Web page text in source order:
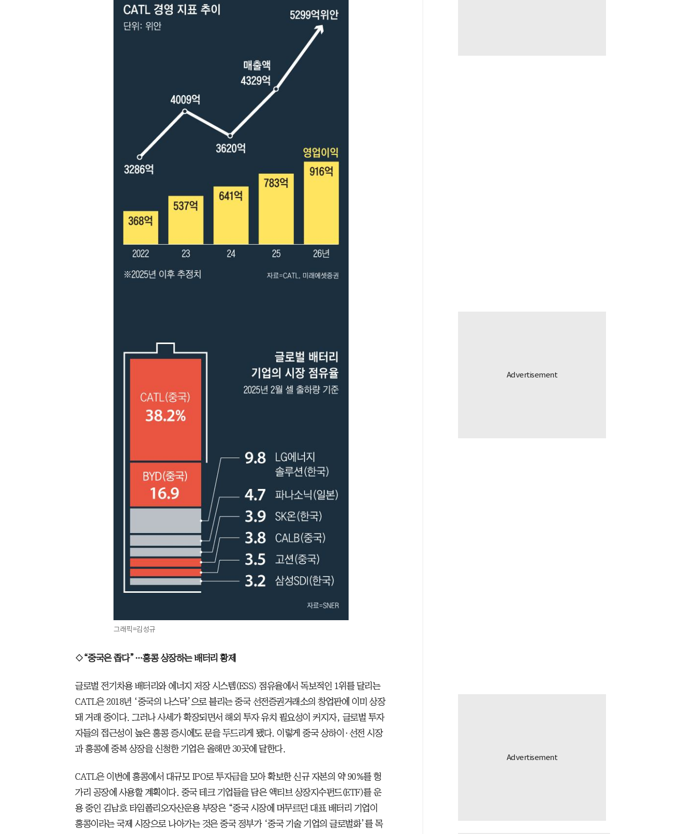
그래픽=김성규
◇“중국은 좁다”…홍콩 상장하는 배터리 황제
글로벌 전기차용 배터리와 에너지 저장 시스템(ESS) 점유율에서 독보적인 1위를 달리는
CATL은 2018년 ‘중국의 나스닥’으로 불리는 중국 선전증권거래소의 창업판에 이미 상장
돼 거래 중이다. 그러나 사세가 확장되면서 해외 투자 유치 필요성이 커지자, 글로벌 투자
자들의 접근성이 높은 홍콩 증시에도 문을 두드리게 됐다. 이렇게 중국 상하이·선전 시장
과 홍콩에 중복 상장을 신청한 기업은 올해만 30곳에 달한다.
CATL은 이번에 홍콩에서 대규모 IPO로 투자금을 모아 확보한 신규 자본의 약 90%를 헝
가리 공장에 사용할 계획이다. 중국 테크 기업들을 담은 액티브 상장지수펀드(ETF)를 운
용 중인 김남호 타임폴리오자산운용 부장은 “중국 시장에 머무르던 대표 배터리 기업이
홍콩이라는 국제 시장으로 나아가는 것은 중국 정부가 ‘중국 기술 기업의 글로벌화’를 목